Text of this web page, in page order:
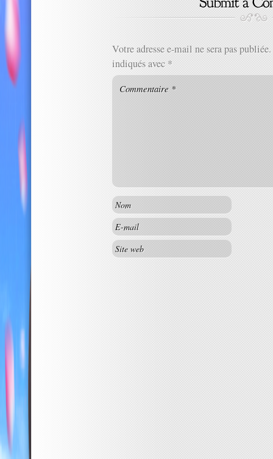
Votre adresse e-mail ne sera pas publiée.
indiqués avec *